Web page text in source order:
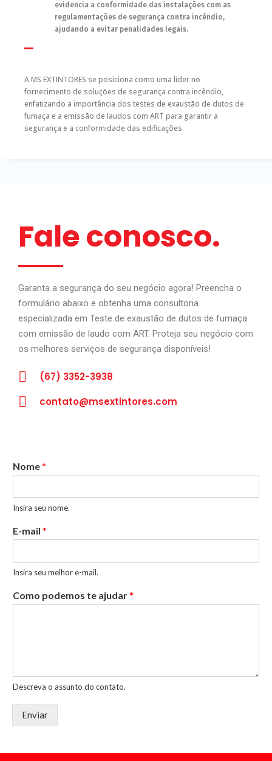
evidencia a conformidade das instalações com as
regulamentações de segurança contra incêndio,
ajudando a evitar penalidades legais.
A MS EXTINTORES se posiciona como uma líder no
fornecimento de soluções de segurança contra incêndio,
enfatizando a importância dos testes de exaustão de dutos de
fumaça e a emissão de laudos com ART para garantir a
segurança e a conformidade das edificações.
Fale conosco.
Garanta a segurança do seu negócio agora! Preencha o
formulário abaixo e obtenha uma consultoria
especializada em Teste de exaustão de dutos de fumaça
com emissão de laudo com ART. Proteja seu negócio com
os melhores serviços de segurança disponíveis!
(67) 3352-3938
contato@msextintores.com
Nome*
Insira seu nome.
E-mail *
Insira seu melhor e-mail.
Como podemos te ajudar*
Descreva o assunto do contato.
Enviar